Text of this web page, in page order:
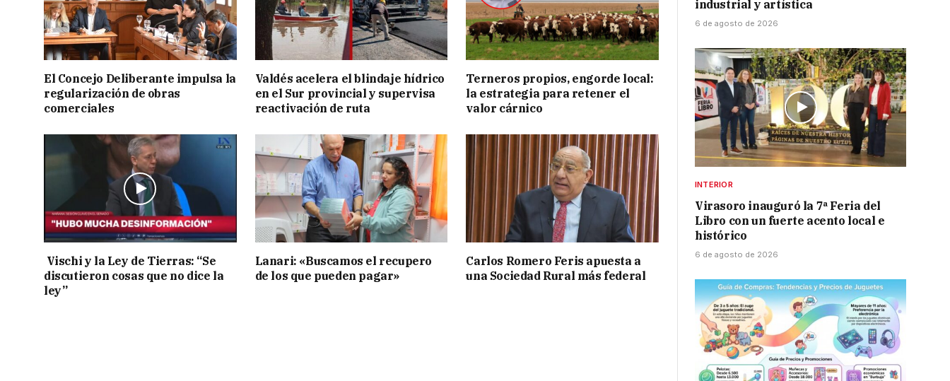
El Concejo Deliberante impulsa la
regularización de obras
comerciales
Valdés acelera el blindaje hídrico
en el Sur provincial y supervisa
reactivación de ruta
Terneros propios, engorde local:
la estrategia para retener el
valor cárnico
Vischi y la Ley de Tierras: “Se
discutieron cosas que no dice la
ley”
Lanari: «Buscamos el recupero
de los que pueden pagar»
Carlos Romero Feris apuesta a
una Sociedad Rural más federal
industrial y artística
6 de agosto de 2026
INTERIOR
Virasoro inauguró la 7ª Feria del
Libro con un fuerte acento local e
histórico
6 de agosto de 2026